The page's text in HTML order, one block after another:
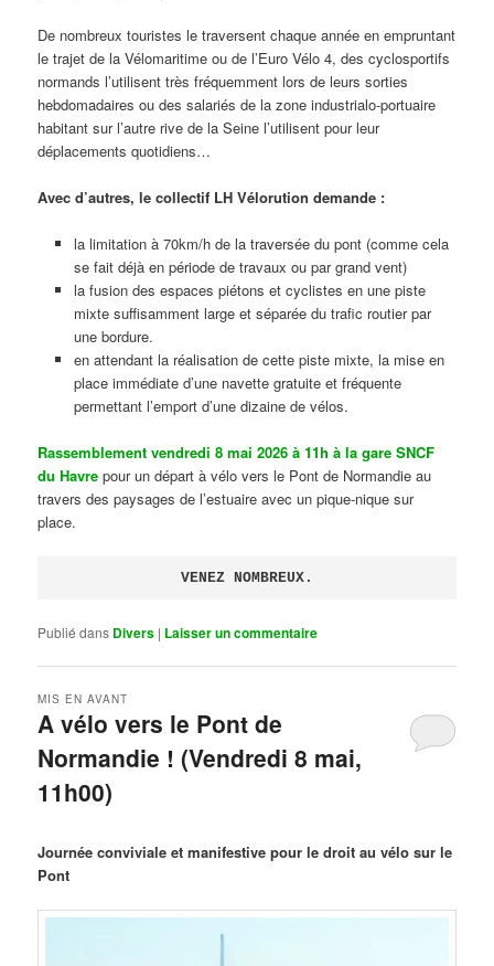
De nombreux touristes le traversent chaque année en empruntant
le trajet de la Vélomaritime ou de l’Euro Vélo 4, des cyclosportifs
normands l’utilisent très fréquemment lors de leurs sorties
hebdomadaires ou des salariés de la zone industrialo-portuaire
habitant sur l’autre rive de la Seine l’utilisent pour leur
déplacements quotidiens…
Avec d’autres, le collectif LH Vélorution demande :
la limitation à 70km/h de la traversée du pont (comme cela
se fait déjà en période de travaux ou par grand vent)
la fusion des espaces piétons et cyclistes en une piste
mixte suffisamment large et séparée du trafic routier par
une bordure.
en attendant la réalisation de cette piste mixte, la mise en
place immédiate d’une navette gratuite et fréquente
permettant l’emport d’une dizaine de vélos.
Rassemblement vendredi 8 mai 2026 à 11h à la gare SNCF
du Havre pour un départ à vélo vers le Pont de Normandie au
travers des paysages de l’estuaire avec un pique-nique sur
place.
VENEZ NOMBREUX.
Publié dans Divers | Laisser un commentaire
A vélo vers le Pont de
Normandie ! (Vendredi 8 mai,
11h00)
MIS EN AVANT
Journée conviviale et manifestive pour le droit au vélo sur le
Pont